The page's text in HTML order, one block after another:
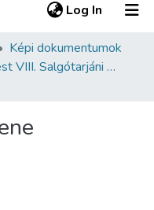
Log In (current)
Képi dokumentumok
Budapest VIII. Salgótarjáni úti Neológ Zsidó Temető